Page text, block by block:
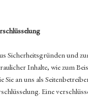
Sicherheitsgründen und
Inhalte, wie zum
an uns als
Eine